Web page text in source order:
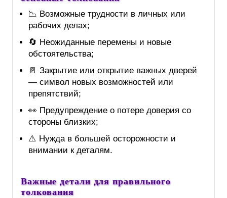
📉 Возможные трудности в личных или
рабочих делах;
🔄 Неожиданные перемены и новые
обстоятельства;
🚪 Закрытие или открытие важных дверей
— символ новых возможностей или
препятствий;
👀 Предупреждение о потере доверия со
стороны близких;
⚠️ Нужда в большей осторожности и
внимании к деталям.
Важные детали для правильного
толкования